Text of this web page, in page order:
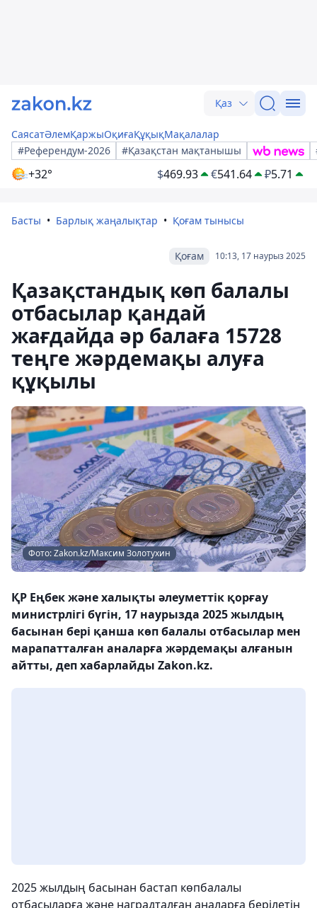
Қаз
СаясатӘлемҚаржыОқиғаҚұқықМақалалар
#Референдум-2026
#Қазақстан мақтанышы
+32° $469.93 €541.64 ₽5.71
Басты Барлық жаңалықтар Қоғам тынысы
10:13, 17 наурыз 2025
Қоғам
Қазақстандық көп балалы
отбасылар қандай
жағдайда әр балаға 15728
теңге жәрдемақы алуға
құқылы
Фото: Zakon.kz/Максим Золотухин
ҚР Еңбек және халықты әлеуметтік қорғау
министрлігі бүгін, 17 наурызда 2025 жылдың
басынан бері қанша көп балалы отбасылар мен
марапатталған аналарға жәрдемақы алғанын
айтты, деп хабарлайды Zakon.kz.
2025 жылдың басынан бастап көпбалалы
отбасыларға және наградталған аналарға берілетін